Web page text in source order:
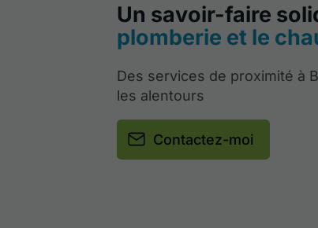
Un savoir-faire
plomberie et le
Des services de proximité à
les alentours
Contactez-moi